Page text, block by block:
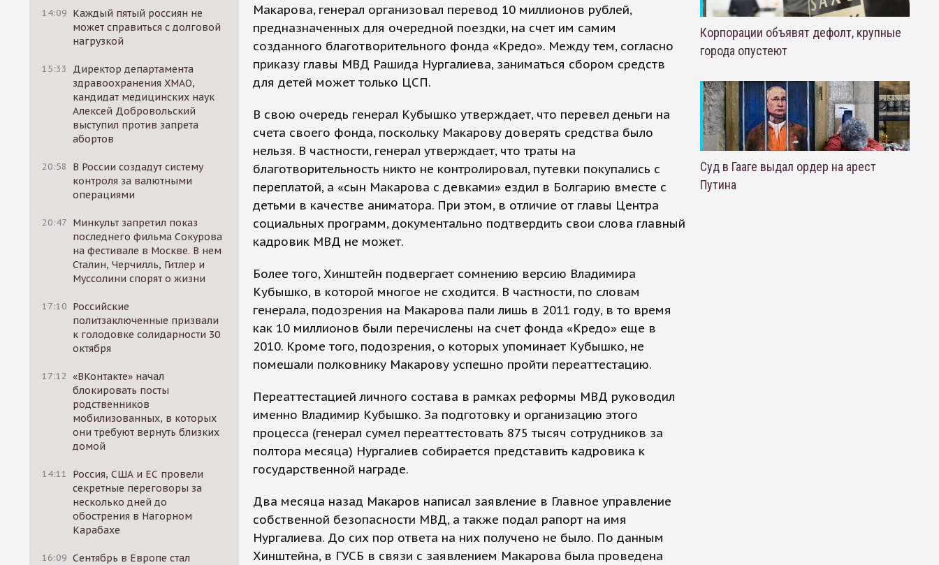
14:09 Каждый пятый россиян не
может справиться с долговой
нагрузкой
15:33
Директор департамента
здравоохранения ХМАО,
кандидат медицинских наук
Алексей Добровольский
выступил против запрета
абортов
20:58
В России создадут систему
контроля за валютными
операциями
20:47 Минкульт запретил показ
последнего фильма Сокурова
на фестивале в Москве. В нем
Сталин, Черчилль, Гитлер и
Муссолини спорят о жизни
17:10 Российские
политзаключенные призвали
к голодовке солидарности 30
октября
17:12 «ВКонтакте» начал
блокировать посты
родственников
мобилизованных, в которых
они требуют вернуть близких
домой
14:11
Россия, США и ЕС провели
секретные переговоры за
несколько дней до
обострения в Нагорном
Карабахе
16:09 Сентябрь в Европе стал
Макарова, генерал организовал перевод 10 миллионов рублей,
предназначенных для очередной поездки, на счет им самим
созданного благотворительного фонда «Кредо». Между тем, согласно
приказу главы МВД Рашида Нургалиева, заниматься сбором средств
для детей может только ЦСП.
В свою очередь генерал Кубышко утверждает, что перевел деньги на
счета своего фонда, поскольку Макарову доверять средства было
нельзя. В частности, генерал утверждает, что траты на
благотворительность никто не контролировал, путевки покупались с
переплатой, а «сын Макарова с девками» ездил в Болгарию вместе с
детьми в качестве аниматора. При этом, в отличие от главы Центра
социальных программ, документально подтвердить свои слова главный
кадровик МВД не может.
Более того, Хинштейн подвергает сомнению версию Владимира
Кубышко, в которой многое не сходится. В частности, по словам
генерала, подозрения на Макарова пали лишь в 2011 году, в то время
как 10 миллионов были перечислены на счет фонда «Кредо» еще в
2010. Кроме того, подозрения, о которых упоминает Кубышко, не
помешали полковнику Макарову успешно пройти переаттестацию.
Переаттестацией личного состава в рамках реформы МВД руководил
именно Владимир Кубышко. За подготовку и организацию этого
процесса (генерал сумел переаттестовать 875 тысяч сотрудников за
полтора месяца) Нургалиев собирается представить кадровика к
государственной награде.
Два месяца назад Макаров написал заявление в Главное управление
собственной безопасности МВД, а также подал рапорт на имя
Нургалиева. До сих пор ответа на них получено не было. По данным
Хинштейна, в ГУСБ в связи с заявлением Макарова была проведена
Корпорации объявят дефолт, крупные
города опустеют
Суд в Гааге выдал ордер на арест
Путина